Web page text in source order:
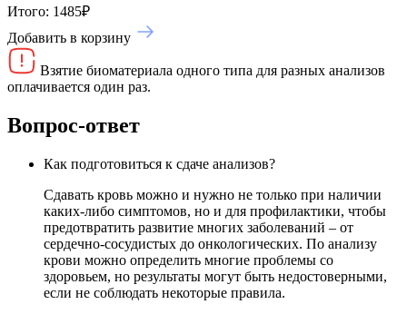
Итого: 1485₽
Добавить в корзину
Взятие биоматериала одного типа для разных анализов
оплачивается один раз.
Вопрос-ответ
Как подготовиться к сдаче анализов?
Сдавать кровь можно и нужно не только при наличии
каких-либо симптомов, но и для профилактики, чтобы
предотвратить развитие многих заболеваний – от
сердечно-сосудистых до онкологических. По анализу
крови можно определить многие проблемы со
здоровьем, но результаты могут быть недостоверными,
если не соблюдать некоторые правила.